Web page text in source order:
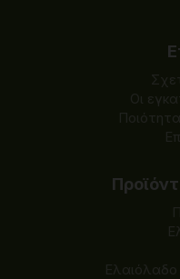
Οι
Ελαιόλαδο